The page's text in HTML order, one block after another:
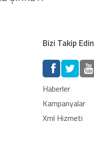
Bizi Takip Edin
Haberler
Kampanyalar
Xml Hizmeti